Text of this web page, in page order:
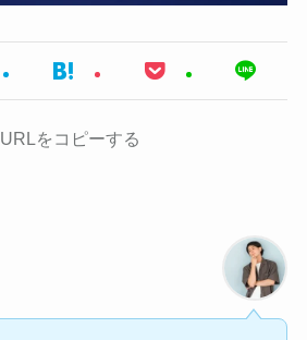
URLをコピーする